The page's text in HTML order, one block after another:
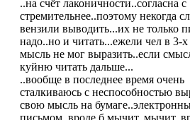
..на счёт лаконичности..согласна
стремительнее..поэтому некогда
вензили выводить...их не только
надо..но и читать...ежели чел в 3-х
мысль не мог выразить..если
куйню читать дальше...
..вообще в последнее время очень
сталкиваюсь с неспособностью
свою мысль на
письмом..вроде б